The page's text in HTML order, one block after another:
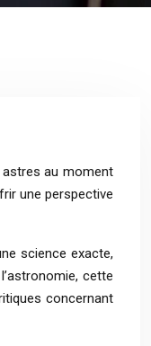
astres au moment
une perspective
science exacte,
cette
concernant